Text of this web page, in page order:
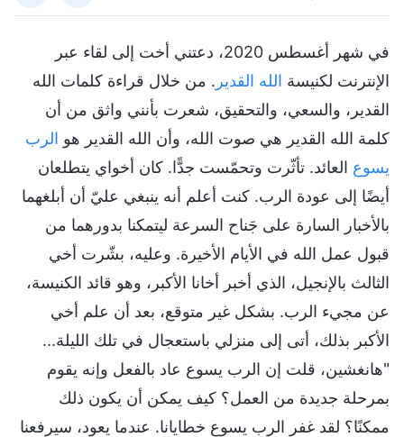
في شهر أغسطس 2020، دعتني أخت إلى لقاء عبر
الإنترنت لكنيسة الله القدير . من خلال قراءة كلمات الله
القدير، والسعي، والتحقيق، شعرت بأنني واثق من أن
كلمة الله القدير هي صوت الله، وأن الله القدير هو الرب
يسوع العائد. تأثّرت وتحمّست جدًّا. كان أخواي يتطلعان
أيضًا إلى عودة الرب. كنت أعلم أنه ينبغي عليّ أن أبلغهما
بالأخبار السارة على جَناح السرعة ليتمكنا بدورهما من
قبول عمل الله في الأيام الأخيرة. وعليه، بشّرت أخي
الثالث بالإنجيل، الذي أخبر أخانا الأكبر، وهو قائد الكنيسة،
عن مجيء الرب. بشكل غير متوقع، بعد أن علم أخي
الأكبر بذلك، أتى إلى منزلي باستعجال في تلك الليلة...
"هانغشين، قلت إن الرب يسوع عاد بالفعل وإنه يقوم
بمرحلة جديدة من العمل؟ كيف يمكن أن يكون ذلك
ممكنًا؟ لقد غفر الرب يسوع خطايانا. عندما يعود، سيرفعنا